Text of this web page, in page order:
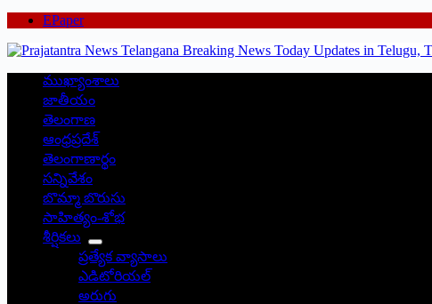
EPaper
ముఖ్యాంశాలు
జాతీయం
తెలంగాణ
ఆంధ్రప్రదేశ్
తెలంగాణార్థం
సన్నివేశం
బొమ్మా బొరుసు
సాహిత్యం-శోభ
శీర్షికలు
ప్రత్యేక వ్యాసాలు
ఎడిటోరియల్
అరుగు